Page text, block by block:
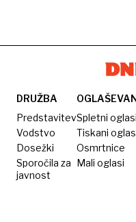
DRUŽBA
Predstavitev
Vodstvo
Dosežki
Sporočila za
javnost
Spletni oglasi
Tiskani
Osmrtnice
Mali oglasi